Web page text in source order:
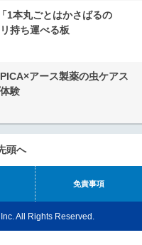
1本丸ごとはかさばるの
持ち運べる板
アース製薬の虫ケアス
験
頭へ
免責事項
All Rights Reserved.